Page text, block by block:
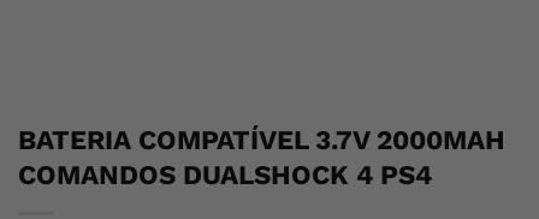
BATERIA COMPATÍVEL 3.7V 2000MAH
COMANDOS DUALSHOCK 4 PS4